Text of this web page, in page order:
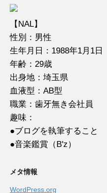
【NAL】
性別：男性
生年月日：1988年1月1日
年齢：29歳
出身地：埼玉県
血液型：AB型
職業：歯牙無き会社員
趣味：
●ブログを執筆すること
●音楽鑑賞（B'z）
メタ情報
WordPress.org